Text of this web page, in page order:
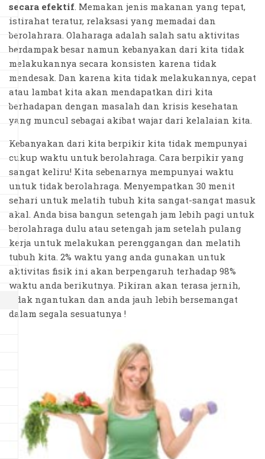
secara efektif. Memakan jenis makanan yang tepat,
istirahat teratur, relaksasi yang memadai dan
berolahrara. Olaharaga adalah salah satu aktivitas
berdampak besar namun kebanyakan dari kita tidak
melakukannya secara konsisten karena tidak
mendesak. Dan karena kita tidak melakukannya, cepat
atau lambat kita akan mendapatkan diri kita
berhadapan dengan masalah dan krisis kesehatan
yang muncul sebagai akibat wajar dari kelalaian kita.
Kebanyakan dari kita berpikir kita tidak mempunyai
cukup waktu untuk berolahraga. Cara berpikir yang
sangat keliru! Kita sebenarnya mempunyai waktu
untuk tidak berolahraga. Menyempatkan 30 menit
sehari untuk melatih tubuh kita sangat-sangat masuk
akal. Anda bisa bangun setengah jam lebih pagi untuk
berolahraga dulu atau setengah jam setelah pulang
kerja untuk melakukan perenggangan dan melatih
tubuh kita. 2% waktu yang anda gunakan untuk
aktivitas fisik ini akan berpengaruh terhadap 98%
waktu anda berikutnya. Pikiran akan terasa jernih,
tidak ngantukan dan anda jauh lebih bersemangat
dalam segala sesuatunya !